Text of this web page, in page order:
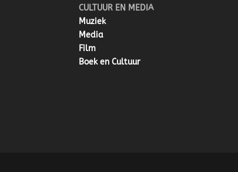
CULTUUR EN MEDIA
Muziek
Media
Film
Boek en Cultuur